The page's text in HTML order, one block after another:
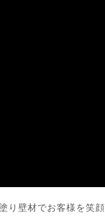
り壁材でお客様を笑顔